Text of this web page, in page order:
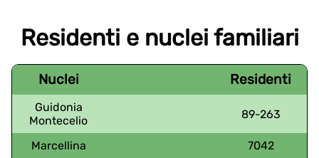
Residenti e nuclei familiari
Nuclei Residenti
Guidonia
Montecelio
89-263
Marcellina
7042